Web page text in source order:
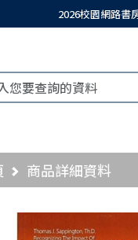
2026校園網路書
商品詳細資料